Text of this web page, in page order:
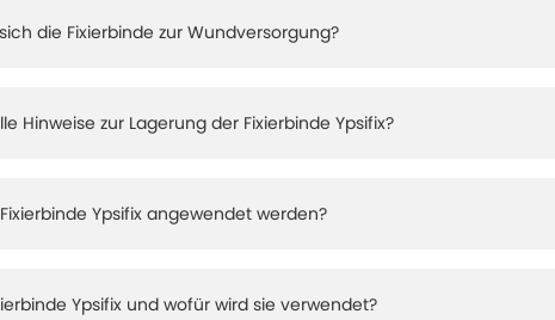
die Fixierbinde zur Wundversorgung?
Hinweise zur Lagerung der Fixierbinde Ypsifix?
Ypsifix angewendet werden?
Ypsifix und wofür wird sie verwendet?